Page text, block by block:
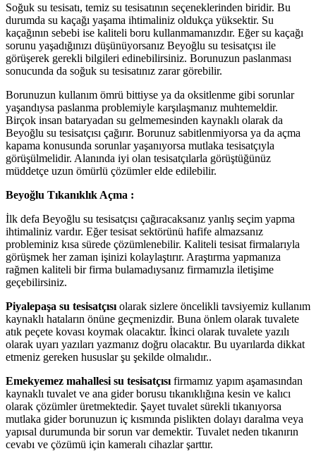
Soğuk su tesisatı, temiz su tesisatının seçeneklerinden biridir. Bu
durumda su kaçağı yaşama ihtimaliniz oldukça yüksektir. Su
kaçağının sebebi ise kaliteli boru kullanmamanızdır. Eğer su kaçağı
sorunu yaşadığınızı düşünüyorsanız Beyoğlu su tesisatçısı ile
görüşerek gerekli bilgileri edinebilirsiniz. Borunuzun paslanması
sonucunda da soğuk su tesisatınız zarar görebilir.
Borunuzun kullanım ömrü bittiyse ya da oksitlenme gibi sorunlar
yaşandıysa paslanma problemiyle karşılaşmanız muhtemeldir.
Birçok insan bataryadan su gelmemesinden kaynaklı olarak da
Beyoğlu su tesisatçısı çağırır. Borunuz sabitlenmiyorsa ya da açma
kapama konusunda sorunlar yaşanıyorsa mutlaka tesisatçıyla
görüşülmelidir. Alanında iyi olan tesisatçılarla görüştüğünüz
müddetçe uzun ömürlü çözümler elde edilebilir.
Beyoğlu Tıkanıklık Açma :
İlk defa Beyoğlu su tesisatçısı çağıracaksanız yanlış seçim yapma
ihtimaliniz vardır. Eğer tesisat sektörünü hafife almazsanız
probleminiz kısa sürede çözümlenebilir. Kaliteli tesisat firmalarıyla
görüşmek her zaman işinizi kolaylaştırır. Araştırma yapmanıza
rağmen kaliteli bir firma bulamadıysanız firmamızla iletişime
geçebilirsiniz.
Piyalepaşa su tesisatçısı olarak sizlere öncelikli tavsiyemiz kullanım
kaynaklı hataların önüne geçmenizdir. Buna önlem olarak tuvalete
atık peçete kovası koymak olacaktır. İkinci olarak tuvalete yazılı
olarak uyarı yazıları yazmanız doğru olacaktır. Bu uyarılarda dikkat
etmeniz gereken hususlar şu şekilde olmalıdır..
Emekyemez mahallesi su tesisatçısı firmamız yapım aşamasından
kaynaklı tuvalet ve ana gider borusu tıkanıklığına kesin ve kalıcı
olarak çözümler üretmektedir. Şayet tuvalet sürekli tıkanıyorsa
mutlaka gider borunuzun iç kısmında pislikten dolayı daralma veya
yapısal durumunda bir sorun var demektir. Tuvalet neden tıkanırın
cevabı ve çözümü için kameralı cihazlar şarttır.